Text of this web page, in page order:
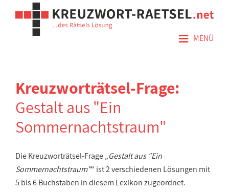
≡ MENÜ
Kreuzworträtsel-Frage:
Gestalt aus "Ein
Sommernachtstraum"
Die Kreuzworträtsel-Frage „Gestalt aus "Ein
Sommernachtstraum"“ ist 2 verschiedenen Lösungen mit
5 bis 6 Buchstaben in diesem Lexikon zugeordnet.